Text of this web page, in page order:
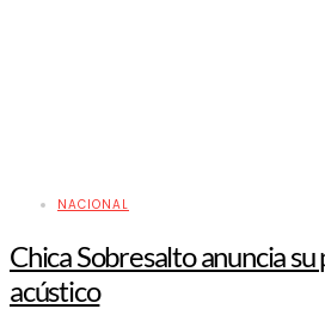
NACIONAL
Chica Sobresalto anuncia
acústico